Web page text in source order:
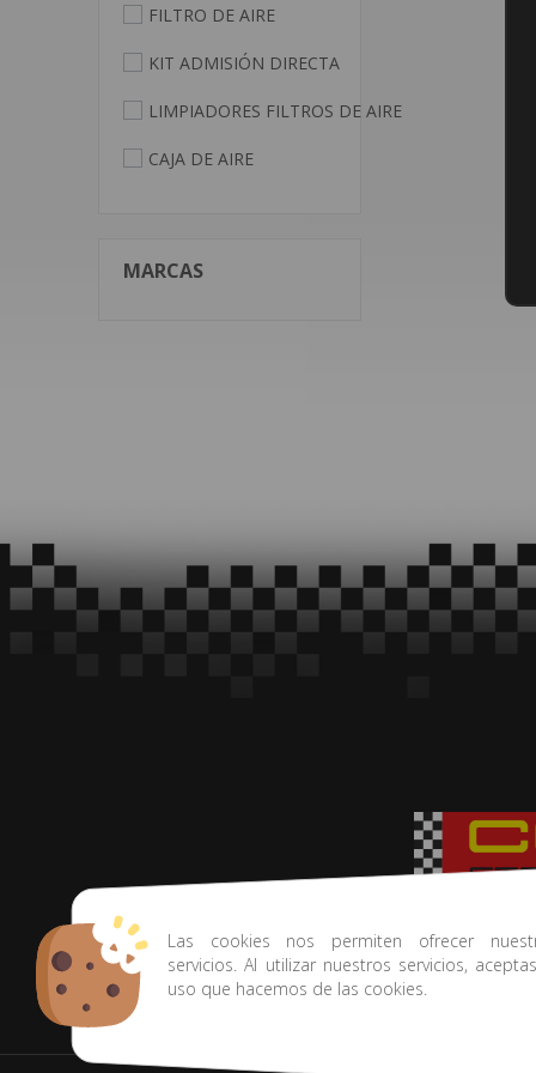
Las cookies nos permiten ofrecer
servicios. Al utilizar nuestros servicios,
uso que hacemos de las cookies.
FILTRO DE AIRE
KIT ADMISIÓN DIRECTA
LIMPIADORES FILTROS DE AIRE
CAJA DE AIRE
MARCAS
Tu tienda de
MANGUITOS
LUBRICACIÓN
PIEZAS MOTOR
ENFRIAMIENTO
CIRCUITO DE ACEITE